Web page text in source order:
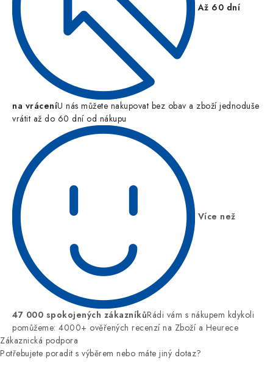
Až 60 dní
na vráceníU nás můžete nakupovat bez obav a zboží jednoduše
vrátit až do 60 dní od nákupu
Více než
47 000 spokojených zákazníkůRádi vám s nákupem kdykoli
pomůžeme: 4000+ ověřených recenzí na Zboží a Heurece
Zákaznická podpora
Potřebujete poradit s výběrem nebo máte jiný dotaz?